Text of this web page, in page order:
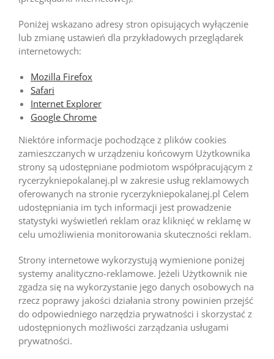
Poniżej wskazano adresy stron opisujących wyłączenie
lub zmianę ustawień dla przykładowych przeglądarek
internetowych:
Mozilla Firefox
Safari
Internet Explorer
Google Chrome
Niektóre informacje pochodzące z plików cookies
zamieszczanych w urządzeniu końcowym Użytkownika
strony są udostępniane podmiotom współpracującym z
rycerzykniepokalanej.pl w zakresie usług reklamowych
oferowanych na stronie rycerzykniepokalanej.pl Celem
udostępniania im tych informacji jest prowadzenie
statystyki wyświetleń reklam oraz kliknięć w reklamę w
celu umożliwienia monitorowania skuteczności reklam.
Strony internetowe wykorzystują wymienione poniżej
systemy analityczno-reklamowe. Jeżeli Użytkownik nie
zgadza się na wykorzystanie jego danych osobowych na
rzecz poprawy jakości działania strony powinien przejść
do odpowiedniego narzędzia prywatności i skorzystać z
udostępnionych możliwości zarządzania usługami
prywatności.